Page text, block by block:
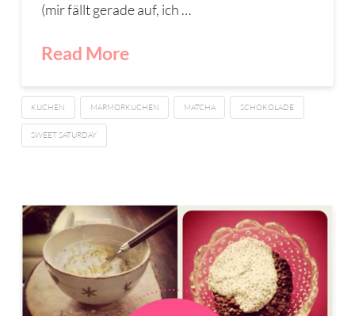
(mir fällt gerade auf, ich …
Read More
KUCHEN MARMORKUCHEN MATCHA SCHOKOLADE
SWEET SATURDAY